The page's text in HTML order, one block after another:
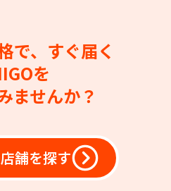
で、すぐ届く
を
ませんか？
舗を探す